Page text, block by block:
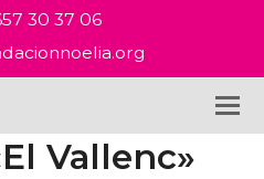
30 37 06
Vallenc»